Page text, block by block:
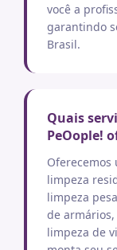
você a
garantindo
Brasil.
Quais
PeOople!
Oferecemos
limpeza
limpeza
de
limpeza de